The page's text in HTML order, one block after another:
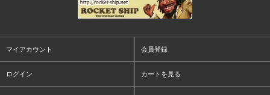
マイアカウント 会員登録
ログイン カートを見る